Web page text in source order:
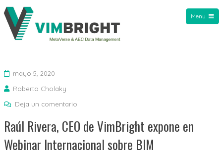
Menu
mayo 5, 2020
Roberto Cholaky
Deja un comentario
Raúl Rivera, CEO de VimBright expone en
Webinar Internacional sobre BIM